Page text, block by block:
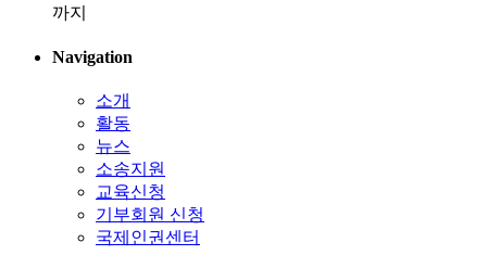
까지
Navigation
소개
활동
뉴스
소송지원
교육신청
기부회원 신청
국제인권센터